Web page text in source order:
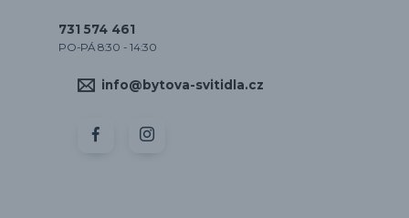
731 574 461
PO-PÁ 8:30 - 14:30
info@bytova-svitidla.cz